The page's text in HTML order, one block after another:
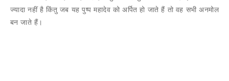
ज्यादा नहीं है किंतु जब यह पुष्प महादेव को अर्पित हो जाते हैं तो वह सभी अनमोल
बन जाते हैं।